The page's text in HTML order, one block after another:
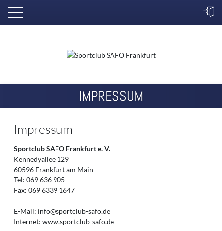
IMPRESSUM
Impressum
Sportclub SAFO Frankfurt e. V.
Kennedyallee 129
60596 Frankfurt am Main
Tel: 069 636 905
Fax: 069 6339 1647
E-Mail: info@sportclub-safo.de
Internet: www.sportclub-safo.de